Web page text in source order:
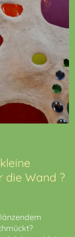
die Wand ?